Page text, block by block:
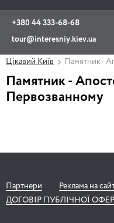
+380 44 333-68-68
tour@interesniy.kiev.ua
Viber
Цікавий Київ Памятник -
Памятник -
Первозванному
Партнери Реклама на
ДОГОВІР ПУБЛІЧНОЇ